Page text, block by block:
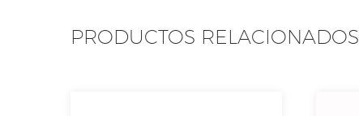
PRODUCTOS RELACIONADOS